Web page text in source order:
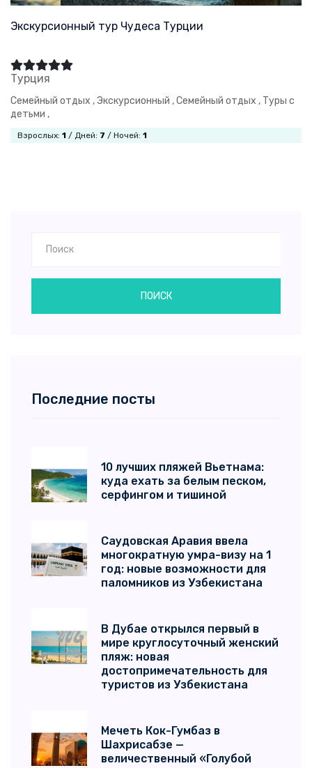
Экскурсионный тур Чудеса Турции
Турция
Семейный отдых ,Экскурсионный ,Семейный отдых , Туры с
детьми ,
Взрослых: 1 / Дней: 7 / Ночей: 1
ПОИСК
Последние посты
10 лучших пляжей Вьетнама:
куда ехать за белым песком,
серфингом и тишиной
Саудовская Аравия ввела
многократную умра-визу на 1
год: новые возможности для
паломников из Узбекистана
В Дубае открылся первый в
мире круглосуточный женский
пляж: новая
достопримечательность для
туристов из Узбекистана
Мечеть Кок-Гумбаз в
Шахрисабзе —
величественный «Голубой